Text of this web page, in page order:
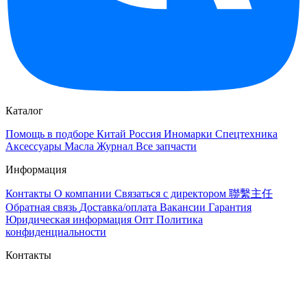
Каталог
Помощь в подборе Китай Россия Иномарки Спецтехника
Аксессуары Масла Журнал Все запчасти
Информация
Контакты О компании Связаться с директором 聯繫主任
Обратная связь Доставка/оплата Вакансии Гарантия
Юридическая информация Опт Политика
конфиденциальности
Контакты